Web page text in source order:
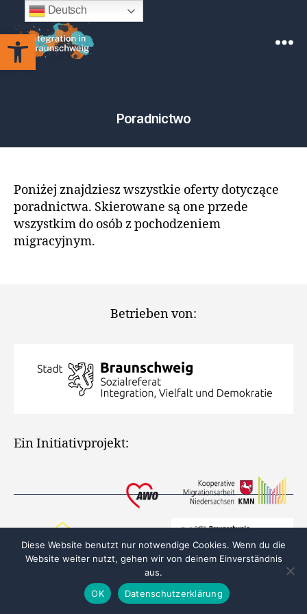
Otwórz pasek narzędzi
Integration
Poradnictwo
Poniżej znajdziesz wszystkie oferty dotyczące
poradnictwa. Skierowane są one przede
wszystkim do osób z pochodzeniem
migracyjnym.
Betrieben von:
Ein Initiativprojekt:
Integration in Braunschweig ↑
Deutsch
Diese Website benutzt nur notwendige Cookies. Wenn du die
Website weiter nutzt, gehen wir von deinem Einverständnis
aus.
OK
Datenschutzerklärung